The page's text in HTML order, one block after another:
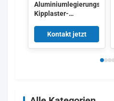
Aluminiumlegierungs-
Kipplaster-
Schienenplatte
Kontakt jetzt